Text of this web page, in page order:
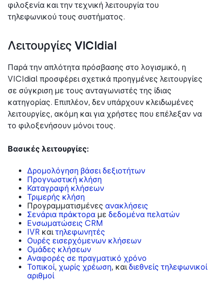
φιλοξενία και την τεχνική λειτουργία του
τηλεφωνικού τους συστήματος.
Λειτουργίες VICIdial
Παρά την απλότητα πρόσβασης στο λογισμικό, η
VICIdial προσφέρει σχετικά προηγμένες λειτουργίες
σε σύγκριση με τους ανταγωνιστές της ίδιας
κατηγορίας. Επιπλέον, δεν υπάρχουν κλειδωμένες
λειτουργίες, ακόμη και για χρήστες που επέλεξαν να
το φιλοξενήσουν μόνοι τους.
Βασικές λειτουργίες:
Δρομολόγηση βάσει δεξιοτήτων
Προγνωστική κλήση
Καταγραφή κλήσεων
Τριμερής κλήση
Προγραμματισμένες ανακλήσεις
Σενάρια πράκτορα με δεδομένα πελατών
Ενσωματώσεις CRM
IVR καιτηλεφωνητές
Ουρές εισερχόμενων κλήσεων
Ομάδες κλήσεων
Αναφορές σε πραγματικό χρόνο
Τοπικοί, χωρίς χρέωση, καιδιεθνείς τηλεφωνικοί
αριθμοί